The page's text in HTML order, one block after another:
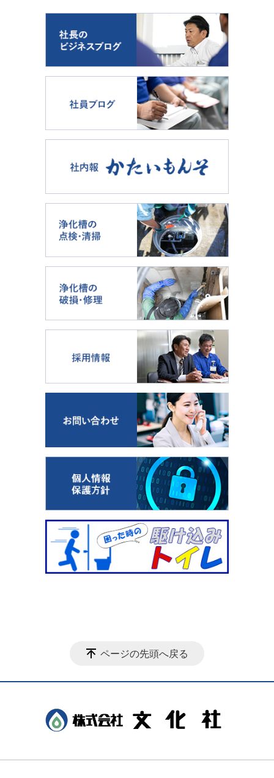
ページの先頭へ戻る